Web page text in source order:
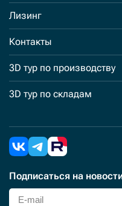
Лизинг
Контакты
3D тур по производству
3D тур по складам
Подписаться на